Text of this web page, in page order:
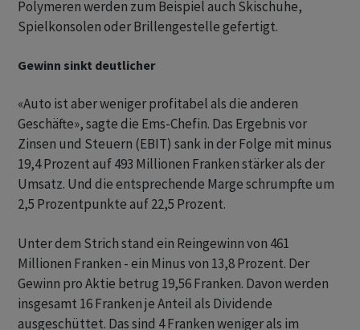
Polymeren werden zum Beispiel auch Skischuhe,
Spielkonsolen oder Brillengestelle gefertigt.
Gewinn sinkt deutlicher
«Auto ist aber weniger profitabel als die anderen
Geschäfte», sagte die Ems-Chefin. Das Ergebnis vor
Zinsen und Steuern (EBIT) sank in der Folge mit minus
19,4 Prozent auf 493 Millionen Franken stärker als der
Umsatz. Und die entsprechende Marge schrumpfte um
2,5 Prozentpunkte auf 22,5 Prozent.
Unter dem Strich stand ein Reingewinn von 461
Millionen Franken - ein Minus von 13,8 Prozent. Der
Gewinn pro Aktie betrug 19,56 Franken. Davon werden
insgesamt 16 Franken je Anteil als Dividende
ausgeschüttet. Das sind 4 Franken weniger als im